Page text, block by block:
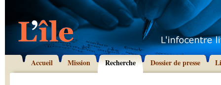
Accueil Mission Recherche Dossier de presse